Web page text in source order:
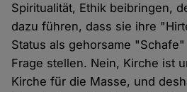
Spiritualität, Ethik beibringen,
dazu führen, dass sie ihre
Status als gehorsame
Frage stellen. Nein, Kirche ist
Kirche für die Masse, und